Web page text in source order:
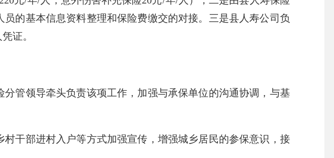
的基本信息资料整理和保险费缴交的对接。三是县人寿公司负
证。
领导牵头负责该项工作，加强与承保单位的沟通协调，与基
部进村入户等方式加强宣传，增强城乡居民的参保意识，接